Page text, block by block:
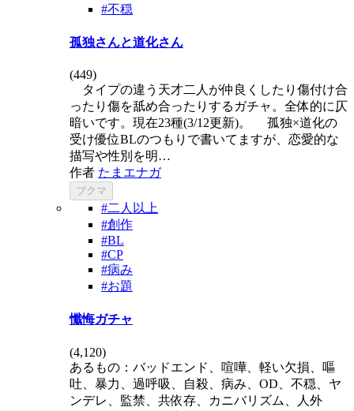
#不穏
孤独さんと道化さん
(449)
タイプの違う天才二人が仲良くしたり傷付け合
ったり傷を舐め合ったりするガチャ。全体的に仄
暗いです。現在23種(3/12更新)。 孤独×道化の
受け優位BLのつもりで書いてますが、恋愛的な
描写や性別を明…
作者 たまエナガ
ブクマ
#二人以上
#創作
#BL
#CP
#病み
#お題
懺悔ガチャ
(4,120)
あるもの：バッドエンド、喧嘩、軽い欠損、嘔
吐、暴力、過呼吸、自殺、病み、OD、不穏、ヤ
ンデレ、監禁、共依存、カニバリズム、人外